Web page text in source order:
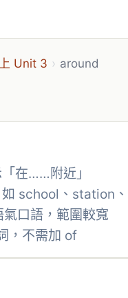
Unit 3 › around
在……附近」
如 school、station
口語，範圍較寬
，不需加 of